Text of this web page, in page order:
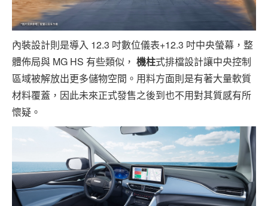
內裝設計則是導入 12.3 吋數位儀表+12.3 吋中央螢幕，整
體佈局與 MG HS 有些類似， 機柱式排檔設計讓中央控制
區域被解放出更多儲物空間。用料方面則是有著大量軟質
材料覆蓋，因此未來正式發售之後到也不用對其質感有所
懷疑。